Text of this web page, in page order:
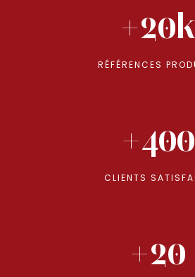
+20k
RÉFÉRENCES
+400
CLIENTS
+20